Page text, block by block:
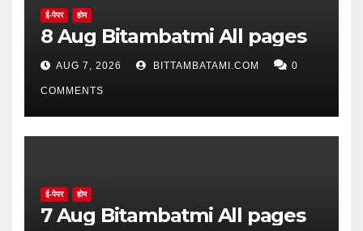
ई-पेपर होम
8 Aug Bitambatmi All pages
AUG 7, 2026 BITTAMBATAMI.COM 0
COMMENTS
ई-पेपर होम
7 Aug Bitambatmi All pages